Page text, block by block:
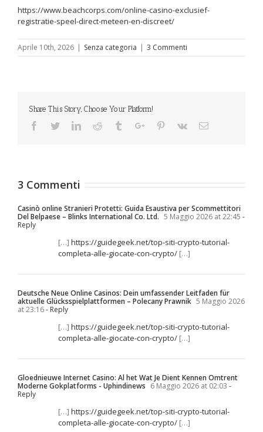
https://www.beachcorps.com/online-casino-exclusief-
registratie-speel-direct-meteen-en-discreet/
Aprile 10th, 2026 | Senza categoria | 3 Commenti
Share This Story, Choose Your Platform!
Facebook
TwitterLinkedinReddit TumblrGoogle+Pinterest
Vk Email
3 Commenti
Casinò online Stranieri Protetti: Guida Esaustiva per Scommettitori
Del Belpaese – Blinks International Co. Ltd. 5 Maggio 2026 at 22:45 -
Reply
[…] https://guidegeek.net/top-siti-crypto-tutorial-
completa-alle-giocate-con-crypto/ […]
Deutsche Neue Online Casinos: Dein umfassender Leitfaden für
aktuelle Glücksspielplattformen – Polecany Prawnik 5 Maggio 2026
at 23:16- Reply
[…] https://guidegeek.net/top-siti-crypto-tutorial-
completa-alle-giocate-con-crypto/ […]
Gloednieuwe Internet Casino: Al het Wat Je Dient Kennen Omtrent
Moderne Gokplatforms - Uphindinews 6 Maggio 2026 at 02:03 -
Reply
[…] https://guidegeek.net/top-siti-crypto-tutorial-
completa-alle-giocate-con-crypto/ […]